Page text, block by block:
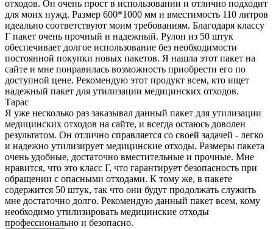
отходов. Он очень прост в использовании и отлично подходит
для моих нужд. Размер 600*1000 мм и вместимость 110 литров
идеально соответствуют моим требованиям. Благодаря классу
Г пакет очень прочный и надежный. Рулон из 50 штук
обеспечивает долгое использование без необходимости
постоянной покупки новых пакетов. Я нашла этот пакет на
сайте и мне понравилась возможность приобрести его по
доступной цене. Рекомендую этот продукт всем, кто ищет
надежный пакет для утилизации медицинских отходов.
Тарас
Я уже несколько раз заказывал данный пакет для утилизации
медицинских отходов на сайте, и всегда остаюсь доволен
результатом. Он отлично справляется со своей задачей - легко
и надежно утилизирует медицинские отходы. Размеры пакета
очень удобные, достаточно вместительные и прочные. Мне
нравится, что это класс Г, что гарантирует безопасность при
обращении с опасными отходами. К тому же, в пакете
содержится 50 штук, так что они будут продолжать служить
мне достаточно долго. Рекомендую данный пакет всем, кому
необходимо утилизировать медицинские отходы
профессионально и безопасно.